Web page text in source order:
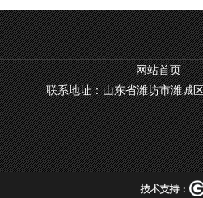
网站首页|
联系地址：山东省潍坊市潍城